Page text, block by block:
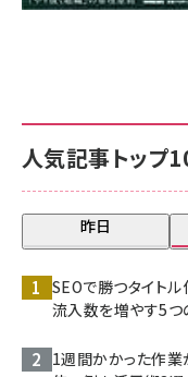
人気記事トップ
昨日
SEOで勝つタイト
流入数を増やす5つ
1週間かかった作